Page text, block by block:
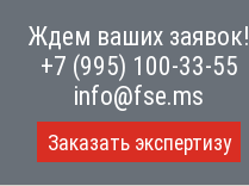
Ждем ваших заявок!
+7 (995) 100-33-55
info@fse.ms
Заказать экспертизу